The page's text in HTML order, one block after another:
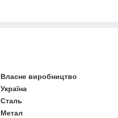
Власне виробництво
Україна
Сталь
Метал